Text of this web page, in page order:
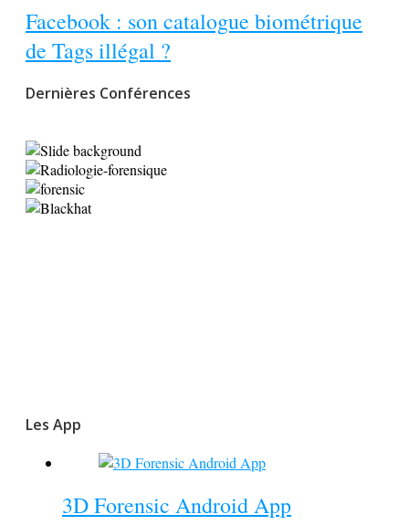
Facebook : son catalogue biométrique
de Tags illégal ?
Dernières Conférences
Les App
3D Forensic Android App